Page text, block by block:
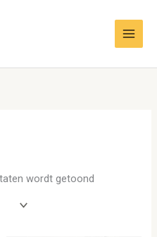
wordt getoond